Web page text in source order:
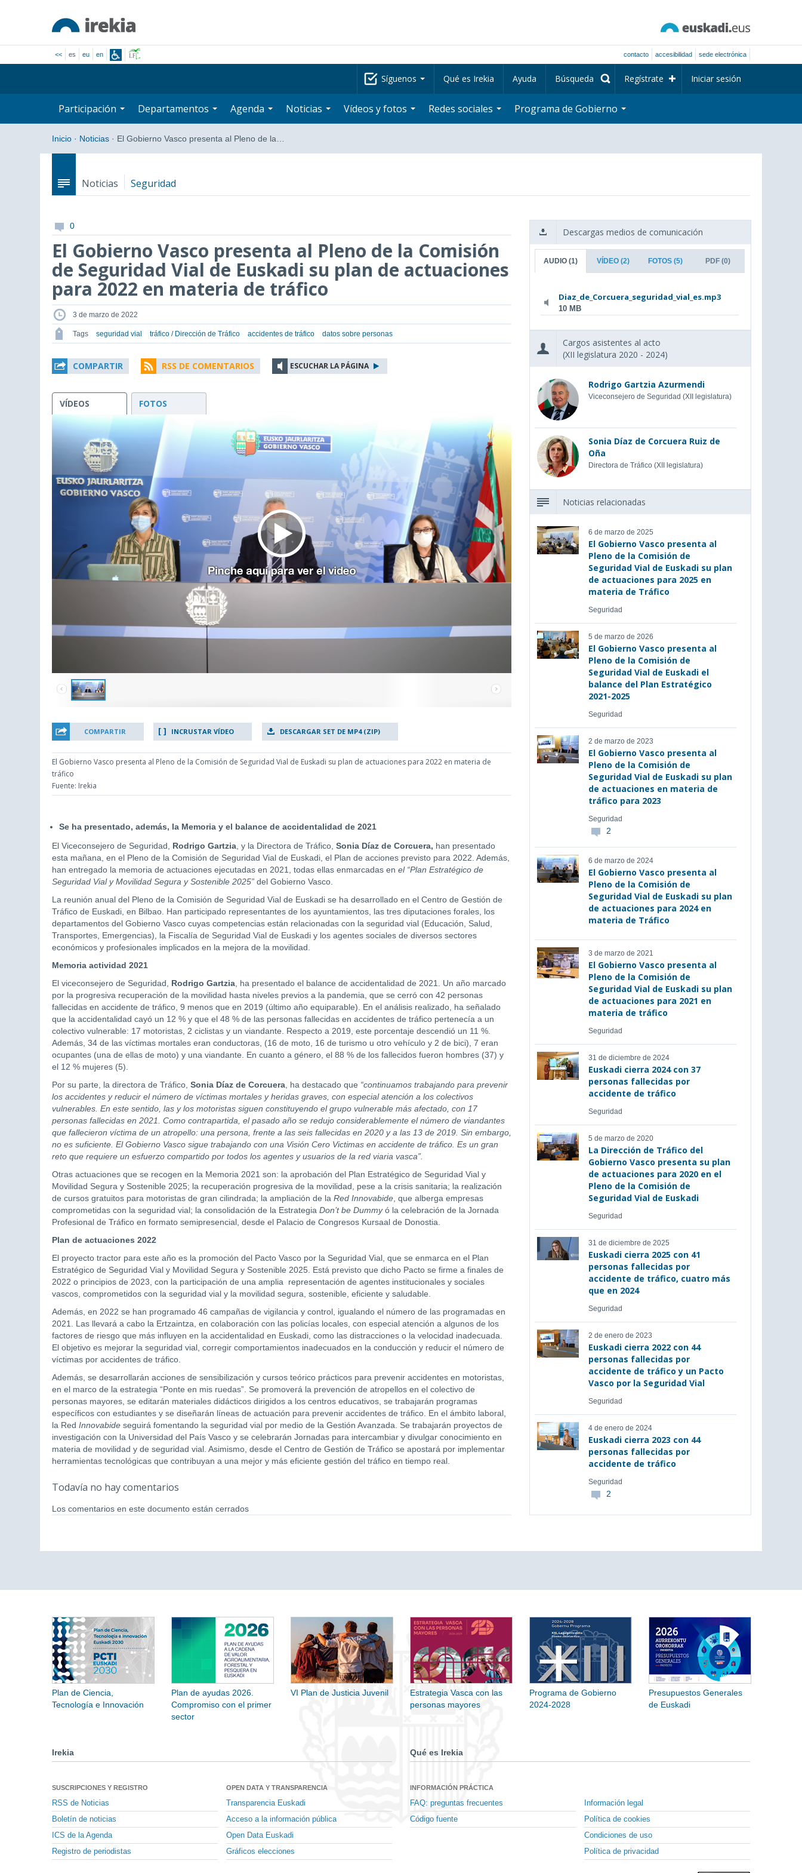
<< es eu en contacto accesibilidad sede electrónica
Síguenos Qué es Irekia Ayuda Búsqueda Regístrate Iniciar sesión
Participación Departamentos Agenda Noticias Vídeos y fotos Redes sociales Programa de Gobierno
Inicio · Noticias · El Gobierno Vasco presenta al Pleno de la…
Noticias Seguridad
0
El Gobierno Vasco presenta al Pleno de la Comisión
de Seguridad Vial de Euskadi su plan de actuaciones
para 2022 en materia de tráfico
3 de marzo de 2022
Tags seguridad vial tráfico / Dirección de Tráfico accidentes de tráfico datos sobre personas
COMPARTIR RSS DE COMENTARIOS ESCUCHAR LA PÁGINA
VÍDEOS FOTOS
COMPARTIR INCRUSTAR VÍDEO DESCARGAR SET DE MP4 (ZIP)
El Gobierno Vasco presenta al Pleno de la Comisión de Seguridad Vial de Euskadi su plan de actuaciones para 2022 en materia de
tráfico
Fuente: Irekia
Se ha presentado, además, la Memoria y el balance de accidentalidad de 2021
El Viceconsejero de Seguridad, Rodrigo Gartzia , y la Directora de Tráfico, Sonia Díaz de Corcuera, han presentado
esta mañana, en el Pleno de la Comisión de Seguridad Vial de Euskadi, el Plan de acciones previsto para 2022. Además,
han entregado la memoria de actuaciones ejecutadas en 2021, todas ellas enmarcadas en el “Plan Estratégico de
Seguridad Vial y Movilidad Segura y Sostenible 2025” del Gobierno Vasco.
La reunión anual del Pleno de la Comisión de Seguridad Vial de Euskadi se ha desarrollado en el Centro de Gestión de
Tráfico de Euskadi, en Bilbao. Han participado representantes de los ayuntamientos, las tres diputaciones forales, los
departamentos del Gobierno Vasco cuyas competencias están relacionadas con la seguridad vial (Educación, Salud,
Transportes, Emergencias), la Fiscalía de Seguridad Vial de Euskadi y los agentes sociales de diversos sectores
económicos y profesionales implicados en la mejora de la movilidad.
Memoria actividad 2021
El viceconsejero de Seguridad, Rodrigo Gartzia , ha presentado el balance de accidentalidad de 2021. Un año marcado
por la progresiva recuperación de la movilidad hasta niveles previos a la pandemia, que se cerró con 42 personas
fallecidas en accidente de tráfico, 9 menos que en 2019 (último año equiparable). En el análisis realizado, ha señalado
que la accidentalidad cayó un 12 % y que el 48 % de las personas fallecidas en accidentes de tráfico pertenecía a un
colectivo vulnerable: 17 motoristas, 2 ciclistas y un viandante. Respecto a 2019, este porcentaje descendió un 11 %.
Además, 34 de las víctimas mortales eran conductoras, (16 de moto, 16 de turismo u otro vehículo y 2 de bici), 7 eran
ocupantes (una de ellas de moto) y una viandante. En cuanto a género, el 88 % de los fallecidos fueron hombres (37) y
el 12 % mujeres (5).
Por su parte, la directora de Tráfico, Sonia Díaz de Corcuera , ha destacado que “continuamos trabajando para prevenir
los accidentes y reducir el número de víctimas mortales y heridas graves, con especial atención a los colectivos
vulnerables. En este sentido, las y los motoristas siguen constituyendo el grupo vulnerable más afectado, con 17
personas fallecidas en 2021. Como contrapartida, el pasado año se redujo considerablemente el número de viandantes
que fallecieron víctima de un atropello: una persona, frente a las seis fallecidas en 2020 y a las 13 de 2019. Sin embargo,
no es suficiente. El Gobierno Vasco sigue trabajando con una Visión Cero Victimas en accidente de tráfico. Es un gran
reto que requiere un esfuerzo compartido por todos los agentes y usuarios de la red viaria vasca”.
Otras actuaciones que se recogen en la Memoria 2021 son: la aprobación del Plan Estratégico de Seguridad Vial y
Movilidad Segura y Sostenible 2025; la recuperación progresiva de la movilidad, pese a la crisis sanitaria; la realización
de cursos gratuitos para motoristas de gran cilindrada; la ampliación de la Red Innovabide , que alberga empresas
comprometidas con la seguridad vial; la consolidación de la Estrategia Don’t be Dummyó la celebración de la Jornada
Profesional de Tráfico en formato semipresencial, desde el Palacio de Congresos Kursaal de Donostia.
Plan de actuaciones 2022
El proyecto tractor para este año es la promoción del Pacto Vasco por la Seguridad Vial, que se enmarca en el Plan
Estratégico de Seguridad Vial y Movilidad Segura y Sostenible 2025. Está previsto que dicho Pacto se firme a finales de
2022 o principios de 2023, con la participación de una amplia representación de agentes institucionales y sociales
vascos, comprometidos con la seguridad vial y la movilidad segura, sostenible, eficiente y saludable.
Además, en 2022 se han programado 46 campañas de vigilancia y control, igualando el número de las programadas en
2021. Las llevará a cabo la Ertzaintza, en colaboración con las policías locales, con especial atención a algunos de los
factores de riesgo que más influyen en la accidentalidad en Euskadi, como las distracciones o la velocidad inadecuada.
El objetivo es mejorar la seguridad vial, corregir comportamientos inadecuados en la conducción y reducir el número de
víctimas por accidentes de tráfico.
Además, se desarrollarán acciones de sensibilización y cursos teórico prácticos para prevenir accidentes en motoristas,
en el marco de la estrategia “Ponte en mis ruedas”. Se promoverá la prevención de atropellos en el colectivo de
personas mayores, se editarán materiales didácticos dirigidos a los centros educativos, se trabajarán programas
específicos con estudiantes y se diseñarán líneas de actuación para prevenir accidentes de tráfico. En el ámbito laboral,
la Red Innovabide seguirá fomentando la seguridad vial por medio de la Gestión Avanzada. Se trabajarán proyectos de
investigación con la Universidad del País Vasco y se celebrarán Jornadas para intercambiar y divulgar conocimiento en
materia de movilidad y de seguridad vial. Asimismo, desde el Centro de Gestión de Tráfico se apostará por implementar
herramientas tecnológicas que contribuyan a una mejor y más eficiente gestión del tráfico en tiempo real.
Todavía no hay comentarios
Los comentarios en este documento están cerrados
Descargas medios de comunicación
AUDIO(1) VÍDEO(2) FOTOS (5) PDF (0)
Diaz_de_Corcuera_seguridad_vial_es.mp3
10 MB
Cargos asistentes al acto
(XII legislatura 2020 - 2024)
Rodrigo Gartzia Azurmendi
Viceconsejero de Seguridad (XII legislatura)
Sonia Díaz de Corcuera Ruiz de
Oña
Directora de Tráfico (XII legislatura)
Noticias relacionadas
6 de marzo de 2025
El Gobierno Vasco presenta al
Pleno de la Comisión de
Seguridad Vial de Euskadi su plan
de actuaciones para 2025 en
materia de Tráfico
Seguridad
5 de marzo de 2026
El Gobierno Vasco presenta al
Pleno de la Comisión de
Seguridad Vial de Euskadi el
balance del Plan Estratégico
2021-2025
Seguridad
2 de marzo de 2023
El Gobierno Vasco presenta al
Pleno de la Comisión de
Seguridad Vial de Euskadi su plan
de actuaciones en materia de
tráfico para 2023
Seguridad
2
6 de marzo de 2024
El Gobierno Vasco presenta al
Pleno de la Comisión de
Seguridad Vial de Euskadi su plan
de actuaciones para 2024 en
materia de Tráfico
3 de marzo de 2021
El Gobierno Vasco presenta al
Pleno de la Comisión de
Seguridad Vial de Euskadi su plan
de actuaciones para 2021 en
materia de tráfico
Seguridad
31 de diciembre de 2024
Euskadi cierra 2024 con 37
personas fallecidas por
accidente de tráfico
Seguridad
5 de marzo de 2020
La Dirección de Tráfico del
Gobierno Vasco presenta su plan
de actuaciones para 2020 en el
Pleno de la Comisión de
Seguridad Vial de Euskadi
Seguridad
31 de diciembre de 2025
Euskadi cierra 2025 con 41
personas fallecidas por
accidente de tráfico, cuatro más
que en 2024
Seguridad
2 de enero de 2023
Euskadi cierra 2022 con 44
personas fallecidas por
accidente de tráfico y un Pacto
Vasco por la Seguridad Vial
Seguridad
4 de enero de 2024
Euskadi cierra 2023 con 44
personas fallecidas por
accidente de tráfico
Seguridad
2
Plan de Ciencia,
Tecnología e Innovación
Plan de ayudas 2026.
Compromiso con el primer
sector
VI Plan de Justicia Juvenil
Estrategia Vasca con las
personas mayores
Programa de Gobierno
2024-2028
Presupuestos Generales
de Euskadi
Irekia
SUSCRIPCIONES Y REGISTRO
RSS de Noticias
Boletín de noticias
ICS de la Agenda
Registro de periodistas
OPEN DATA Y TRANSPARENCIA
Transparencia Euskadi
Acceso a la información pública
Open Data Euskadi
Gráficos elecciones
Qué es Irekia
INFORMACIÓN PRÁCTICA
FAQ: preguntas frecuentes
Código fuente
Información legal
Política de cookies
Condiciones de uso
Política de privacidad